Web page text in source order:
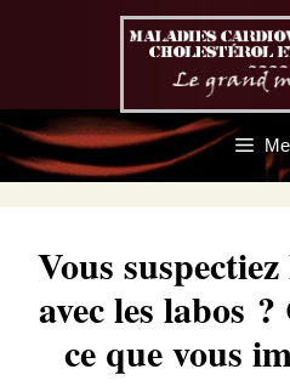
Vous
avec les labos
ce que vous